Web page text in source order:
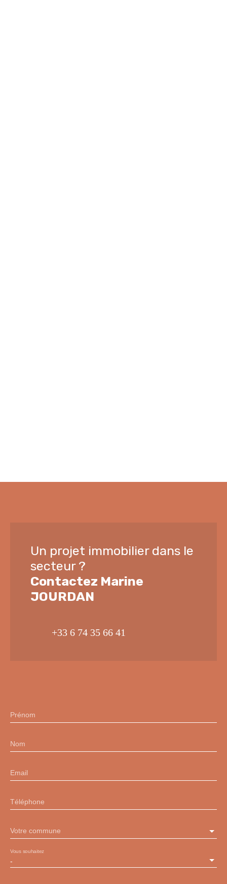
Un projet immobilier dans le
secteur ?
Contactez Marine
JOURDAN
+33 6 74 35 66 41
Prénom
Nom
Email
Téléphone
Votre commune
-
Vous souhaitez